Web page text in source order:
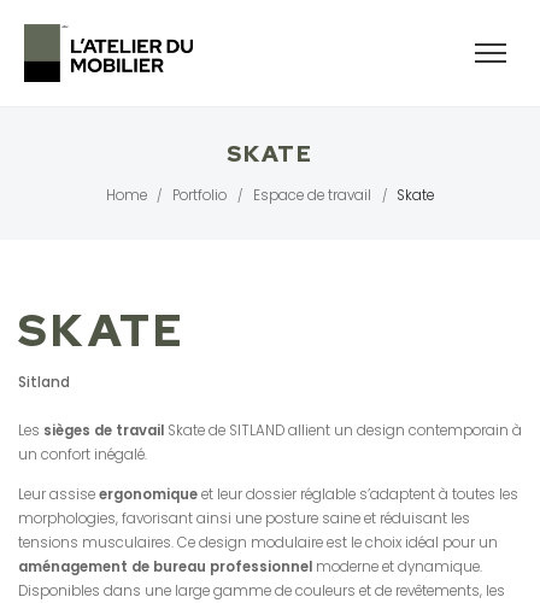
SKATE
Home / Portfolio / Espace de travail / Skate
SKATE
Sitland
Les sièges de travail Skate de SITLAND allient un design contemporain à
un confort inégalé.
Leur assiseergonomiqueet leur dossier réglable s’adaptent à toutes les
morphologies, favorisant ainsi une posture saine et réduisant les
tensions musculaires. Ce design modulaire est le choix idéal pour un
aménagement de bureau professionnel moderne et dynamique.
Disponibles dans une large gamme de couleurs et de revêtements, les